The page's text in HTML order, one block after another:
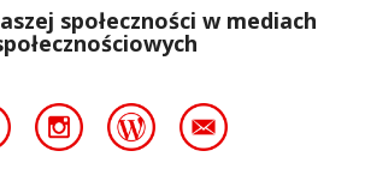
społeczności w mediach